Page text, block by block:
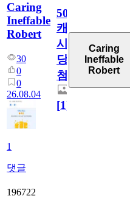
Caring
Ineffable
Robert
30
0
0
26.08.04
1
댓글
50
캐
시
당
첨
[1]
Caring
Ineffable
Robert
196722